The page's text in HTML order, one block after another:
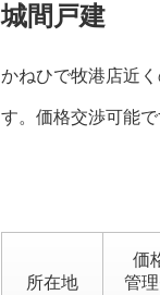
城間戸建
かねひで牧港店近
す。価格交渉可能で
所在地
価
管